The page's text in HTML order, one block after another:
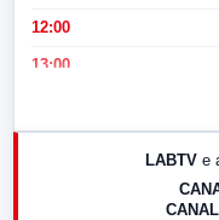
12:00
13:00
17:00
LABTV e